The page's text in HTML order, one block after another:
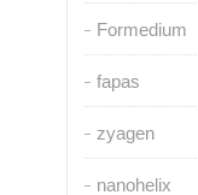
Formedium
fapas
zyagen
nanohelix